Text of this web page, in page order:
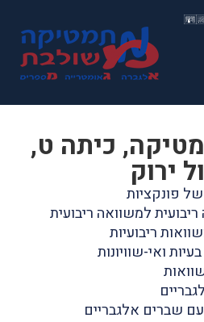
כיתה ט,
ירוק